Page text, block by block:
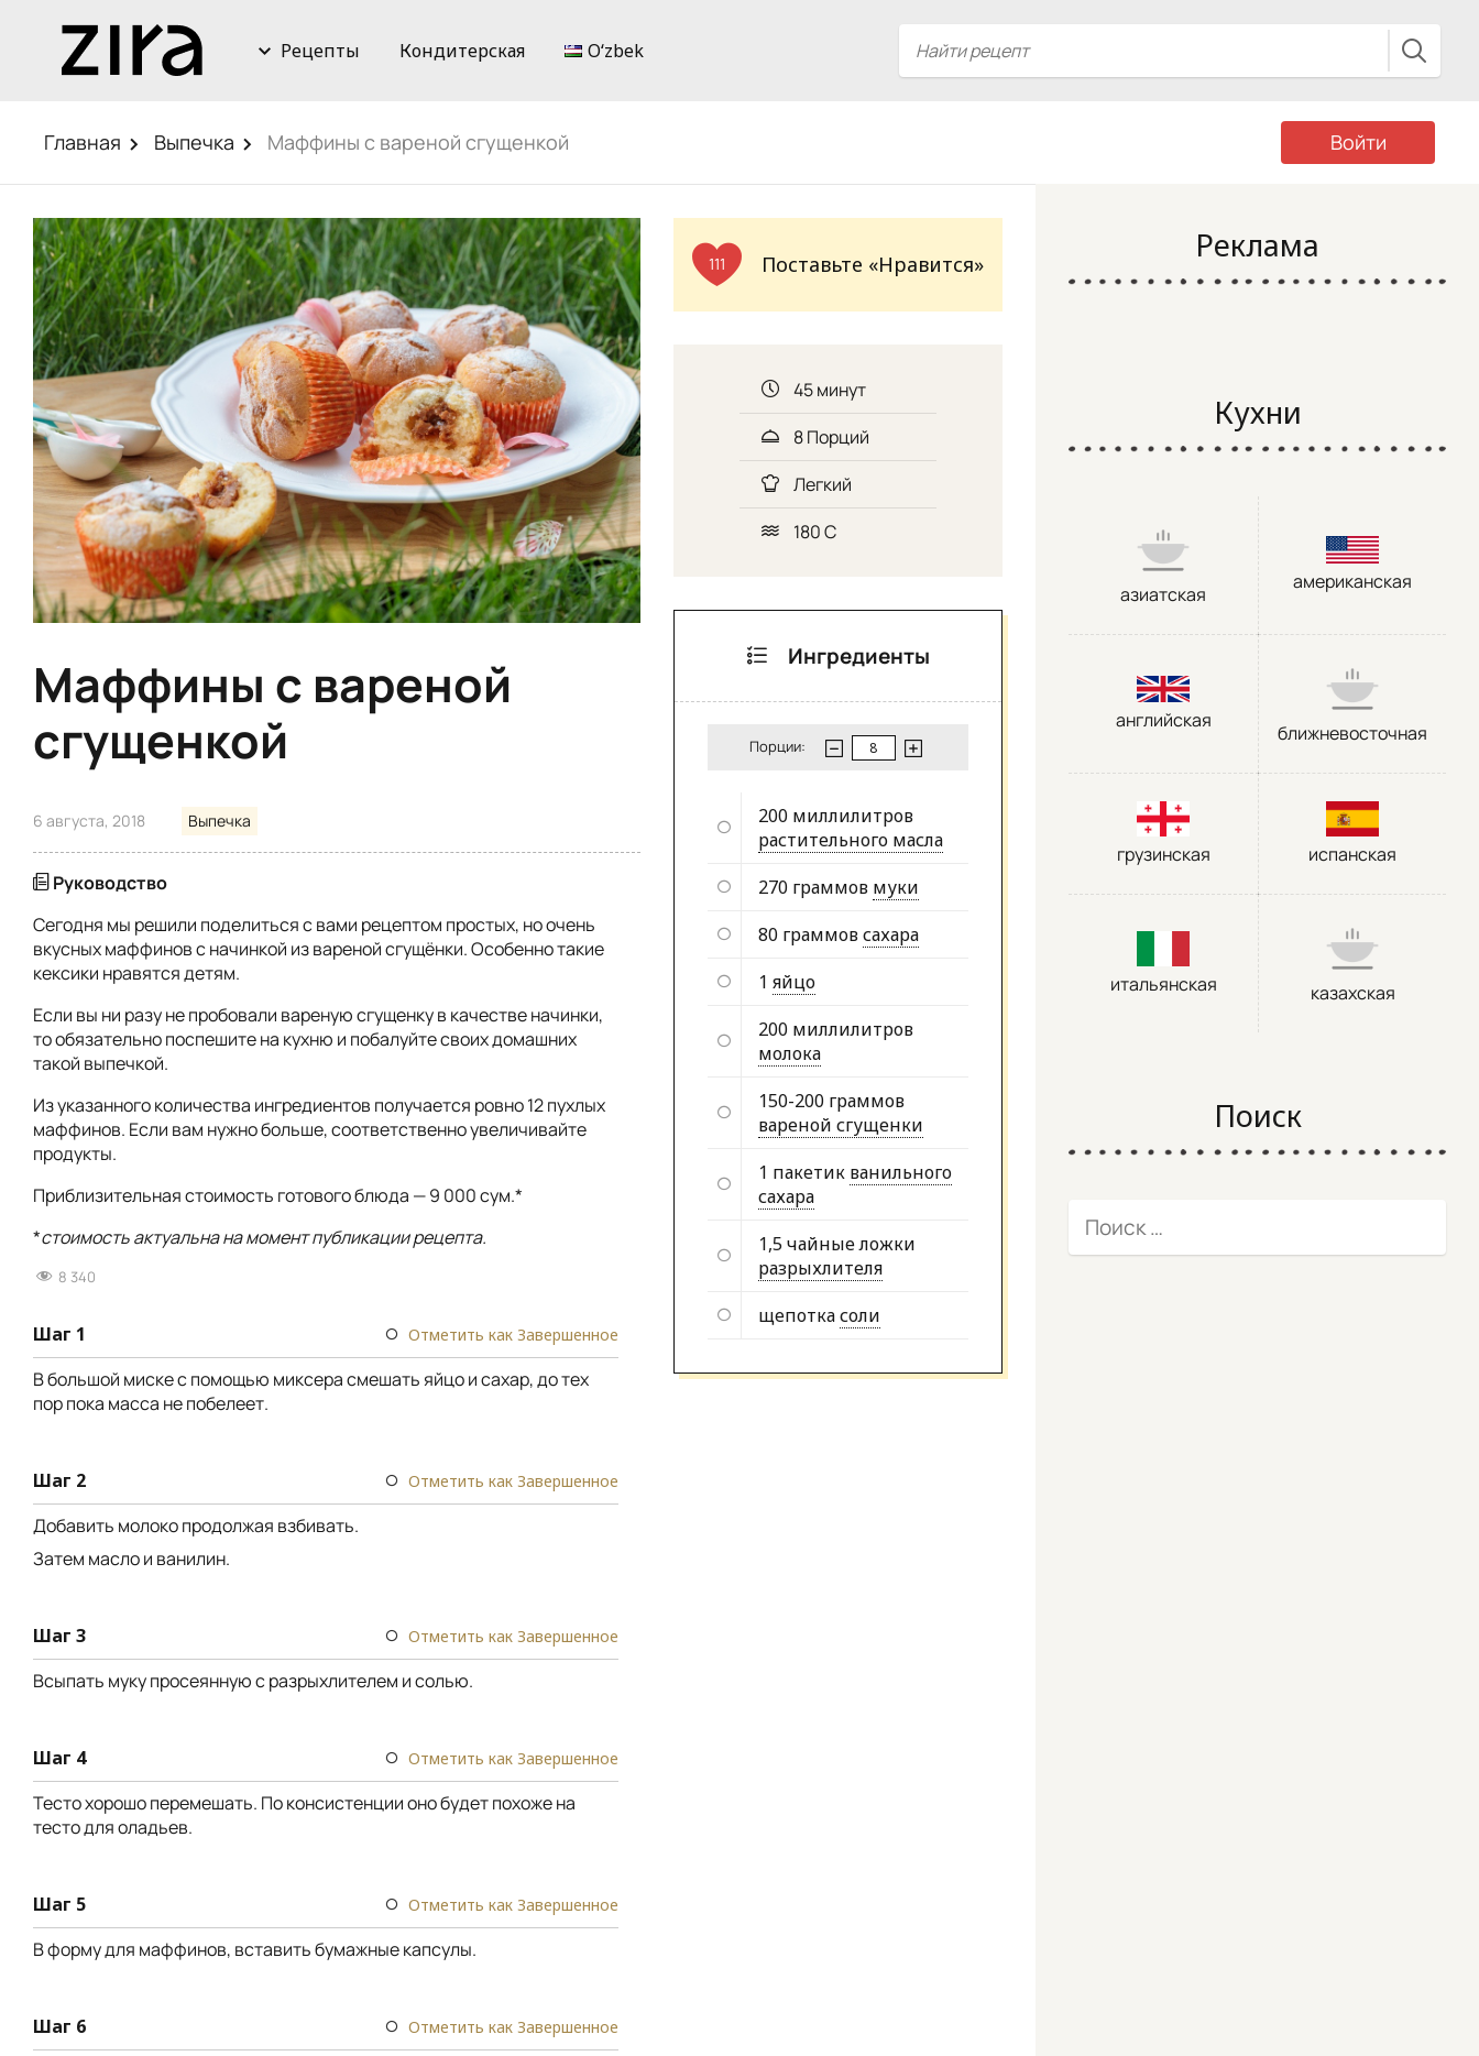
Рецепты Кондитерская Oʻzbek
Главная Выпечка Маффины с вареной сгущенкой Войти
Маффины с вареной
сгущенкой
6 августа, 2018 Выпечка
Руководство
Сегодня мы решили поделиться с вами рецептом простых, но очень
вкусных маффинов с начинкой из вареной сгущёнки. Особенно такие
кексики нравятся детям.
Если вы ни разу не пробовали вареную сгущенку в качестве начинки,
то обязательно поспешите на кухню и побалуйте своих домашних
такой выпечкой.
Из указанного количества ингредиентов получается ровно 12 пухлых
маффинов. Если вам нужно больше, соответственно увеличивайте
продукты.
Приблизительная стоимость готового блюда — 9 000 сум.*
*стоимость актуальна на момент публикации рецепта.
8 340
Шаг 1 Отметить как Завершенное
В большой миске с помощью миксера смешать яйцо и сахар, до тех
пор пока масса не побелеет.
Шаг 2 Отметить как Завершенное
Добавить молоко продолжая взбивать.
Затем масло и ванилин.
Шаг 3 Отметить как Завершенное
Всыпать муку просеянную с разрыхлителем и солью.
Шаг 4 Отметить как Завершенное
Тесто хорошо перемешать. По консистенции оно будет похоже на
тесто для оладьев.
Шаг 5 Отметить как Завершенное
В форму для маффинов, вставить бумажные капсулы.
Шаг 6 Отметить как Завершенное
111 Поставьте «Нравится»
45 минут
8 Порций
Легкий
180 С
Ингредиенты
Порции:
200 миллилитров
растительного масла
270 граммов муки
80 граммовсахара
1 яйцо
200 миллилитров
молока
150-200 граммов
вареной сгущенки
1 пакетик ванильного
сахара
1,5 чайные ложки
разрыхлителя
щепоткасоли
Реклама
Кухни
азиатская
американская
английская
ближневосточная
грузинская испанская
итальянская казахская
Поиск